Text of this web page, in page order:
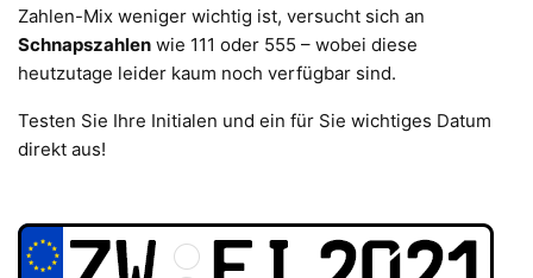
Zahlen-Mix weniger wichtig ist, versucht sich an
Schnapszahlen wie 111 oder 555 – wobei diese
heutzutage leider kaum noch verfügbar sind.
Testen Sie Ihre Initialen und ein für Sie wichtiges Datum
direkt aus!